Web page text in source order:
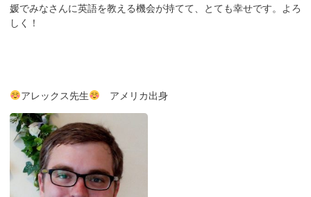
媛でみなさんに英語を教える機会が持てて、とても幸せです。よろ
しく！
アレックス先生 アメリカ出身